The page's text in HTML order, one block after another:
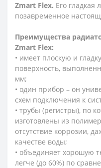
Zmart Flex. Его гладкая
позавременное
Преимущества
Zmart Flex:
• имеет плоскую и
поверхность,
мм;
• один прибор – он
схем подключения к
• трубы (регистры), по
изготовлены из
отсутствие коррозии,
качестве воды;
• объединяет хорошую
легче (до 60%) по